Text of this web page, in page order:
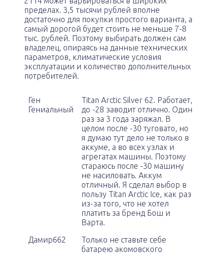
пределах. 3,5 тысячи рублей вполне
достаточно для покупки простого варианта, а
самый дорогой будет стоить не меньше 7-8
тыс. рублей. Поэтому выбирать должен сам
владелец, опираясь на данные технических
параметров, климатические условия
эксплуатации и количество дополнительных
потребителей.
Ген
Гениальный
Titan Arctic Silver 62. Работает,
до -28 заводит отлично. Один
раз за 3 года заряжал. В
целом после -30 туговато, но
я думаю тут дело не только в
аккуме, а во всех узлах и
агрегатах машины. Поэтому
стараюсь после -30 машину
не насиловать. Аккум
отличный. Я сделал выбор в
пользу Titan Arctic Ice, как раз
из-за того, что не хотел
платить за бренд Бош и
Варта.
Дамир662
Только не ставьте себе
батарею акомовского